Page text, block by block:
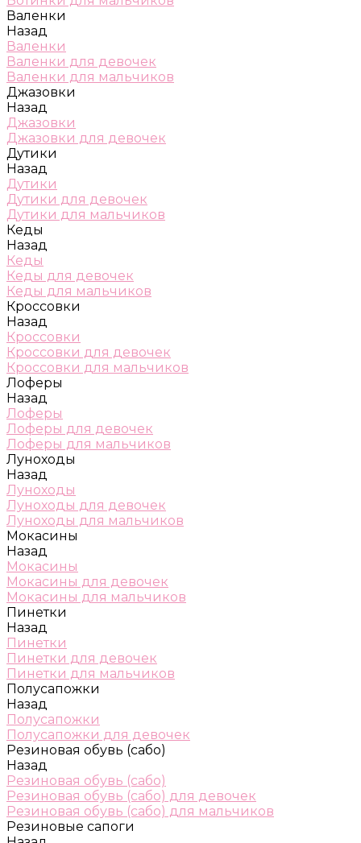
Валенки
Назад
Валенки
Валенки для девочек
Валенки для мальчиков
Джазовки
Назад
Джазовки
Джазовки для девочек
Дутики
Назад
Дутики
Дутики для девочек
Дутики для мальчиков
Кеды
Назад
Кеды
Кеды для девочек
Кеды для мальчиков
Кроссовки
Назад
Кроссовки
Кроссовки для девочек
Кроссовки для мальчиков
Лоферы
Назад
Лоферы
Лоферы для девочек
Лоферы для мальчиков
Луноходы
Назад
Луноходы
Луноходы для девочек
Луноходы для мальчиков
Мокасины
Назад
Мокасины
Мокасины для девочек
Мокасины для мальчиков
Пинетки
Назад
Пинетки
Пинетки для девочек
Пинетки для мальчиков
Полусапожки
Назад
Полусапожки
Полусапожки для девочек
Резиновая обувь (сабо)
Назад
Резиновая обувь (сабо)
Резиновая обувь (сабо) для девочек
Резиновая обувь (сабо) для мальчиков
Резиновые сапоги